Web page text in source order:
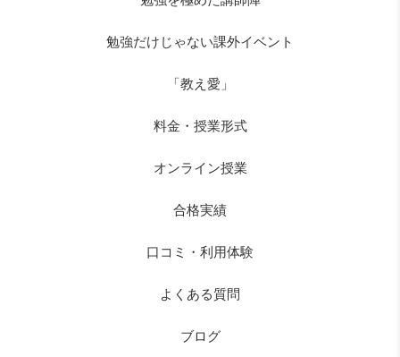
勉強だけじゃない課外イベント
「教え愛」
料金・授業形式
オンライン授業
合格実績
口コミ・利用体験
よくある質問
ブログ